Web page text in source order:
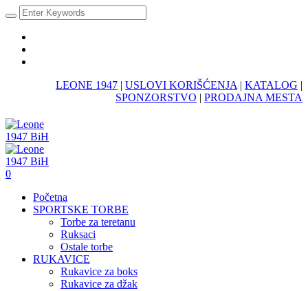
LEONE 1947 | USLOVI KORIŠĆENJA | KATALOG |
SPONZORSTVO | PRODAJNA MESTA
0
Početna
SPORTSKE TORBE
Torbe za teretanu
Ruksaci
Ostale torbe
RUKAVICE
Rukavice za boks
Rukavice za džak